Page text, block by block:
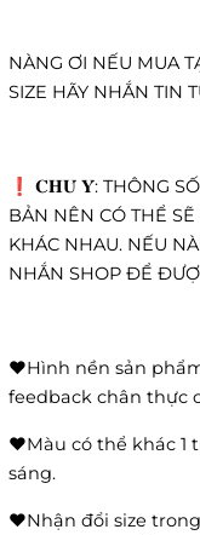
NÀNG ƠI NẾU MUA
SIZE HÃY NHẮN TIN
❗️ 𝐂𝐇𝐔́ 𝐘́: THÔNG
BẢN NÊN CÓ THỂ
KHÁC NHAU. NẾU
NHẮN SHOP ĐỂ
❤️Hình nền sản
feedback chân thực
❤️Màu có thể khác 1
sáng.
❤️Nhận đổi size